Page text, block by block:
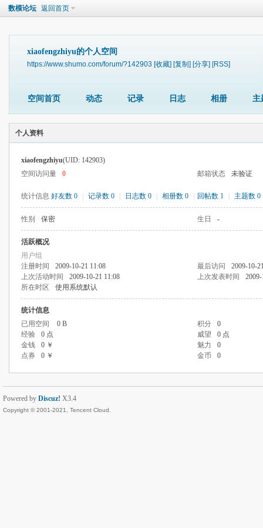
数模论坛 返回首页
xiaofengzhiyu的个人空间
https://www.shumo.com/forum/?142903 [收藏] [复制] [分享] [RSS]
空间首页 动态 记录 日志 相册 主
个人资料
xiaofengzhiyu(UID: 142903)
空间访问量
0 邮箱状态 未验证
统计信息 好友数 0 记录数 0 日志数 0 相册数 0 回帖数 1 主题数 0
性别 保密 生日 -
活跃概况
用户组
注册时间
2009-10-21 11:08 最后访问
2009-10-
上次活动时间
2009-10-21 11:08 上次发表时间
所在时区
使用系统默认
统计信息
已用空间
0 B 积分
0
经验
0 点 威望
0 点
金钱
0 ￥ 魅力
0
点券
0 ￥ 金币 0
Powered by Discuz! X3.4
Copyright © 2001-2021, Tencent Cloud.